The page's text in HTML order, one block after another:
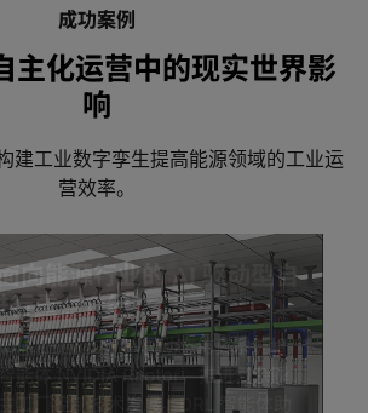
成功案例
主化运营中的现实世界影
响
建工业数字孪生提高能源领域的工业运
营效率。